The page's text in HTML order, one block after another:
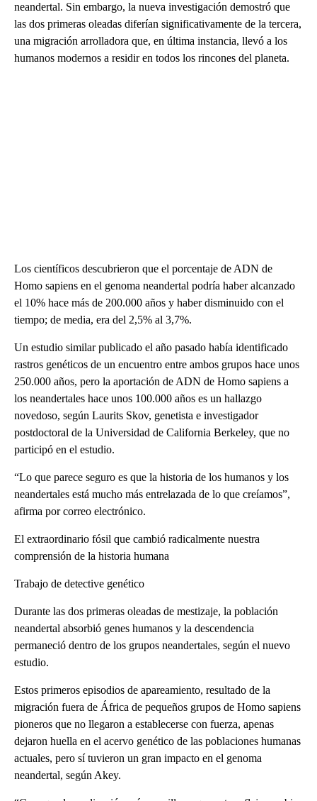
neandertal. Sin embargo, la nueva investigación demostró que
las dos primeras oleadas diferían significativamente de la tercera,
una migración arrolladora que, en última instancia, llevó a los
humanos modernos a residir en todos los rincones del planeta.
Los científicos descubrieron que el porcentaje de ADN de
Homo sapiens en el genoma neandertal podría haber alcanzado
el 10% hace más de 200.000 años y haber disminuido con el
tiempo; de media, era del 2,5% al 3,7%.
Un estudio similar publicado el año pasado había identificado
rastros genéticos de un encuentro entre ambos grupos hace unos
250.000 años, pero la aportación de ADN de Homo sapiens a
los neandertales hace unos 100.000 años es un hallazgo
novedoso, según Laurits Skov, genetista e investigador
postdoctoral de la Universidad de California Berkeley, que no
participó en el estudio.
“Lo que parece seguro es que la historia de los humanos y los
neandertales está mucho más entrelazada de lo que creíamos”,
afirma por correo electrónico.
El extraordinario fósil que cambió radicalmente nuestra
comprensión de la historia humana
Trabajo de detective genético
Durante las dos primeras oleadas de mestizaje, la población
neandertal absorbió genes humanos y la descendencia
permaneció dentro de los grupos neandertales, según el nuevo
estudio.
Estos primeros episodios de apareamiento, resultado de la
migración fuera de África de pequeños grupos de Homo sapiens
pioneros que no llegaron a establecerse con fuerza, apenas
dejaron huella en el acervo genético de las poblaciones humanas
actuales, pero sí tuvieron un gran impacto en el genoma
neandertal, según Akey.